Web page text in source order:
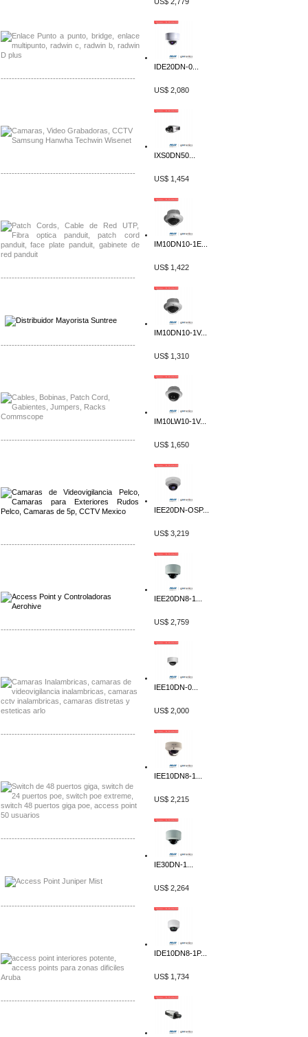
-------------------------------------------------
-------------------------------------------------
-------------------------------------------------
-------------------------------------------------
-------------------------------------------------
-------------------------------------------------
-------------------------------------------------
-------------------------------------------------
-------------------------------------------------
-------------------------------------------------
-------------------------------------------------
IDE20DN-0...
US$ 2,080
IXS0DN50...
US$ 1,454
IM10DN10-1E...
US$ 1,422
IM10DN10-1V...
US$ 1,310
IM10LW10-1V...
US$ 1,650
IEE20DN-OSP...
US$ 3,219
IEE20DN8-1...
US$ 2,759
IEE10DN-0...
US$ 2,000
IEE10DN8-1...
US$ 2,215
IE30DN-1...
US$ 2,264
IDE10DN8-1P...
US$ 1,734